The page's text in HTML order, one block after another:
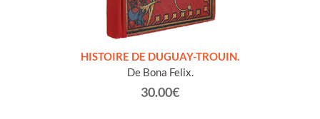
HISTOIRE DE DUGUAY-TROUIN.
De Bona Felix.
30.00€